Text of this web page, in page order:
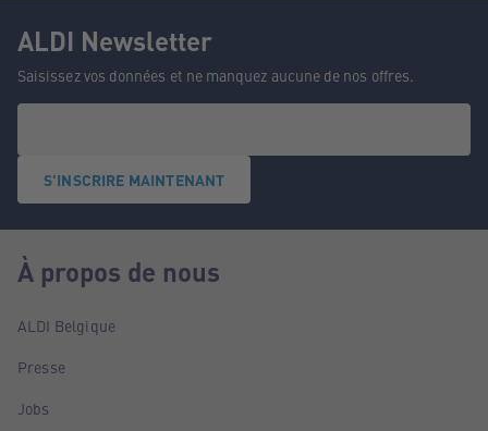
ALDI Newsletter
Saisissez vos données et ne manquez aucune de nos offres.
S'INSCRIRE MAINTENANT
À propos de nous
ALDI Belgique
Presse
Jobs